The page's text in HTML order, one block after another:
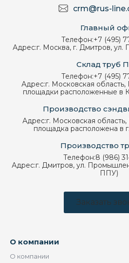
crm@rus-
Главный
Телефон:+7 (495)
Адрес:г. Москва, г. Дмитров, ул.
Склад труб
Телефон:+7 (495)
Адрес:г. Московская
площадки расположенные в
Производство
Адрес:г. Московская
площадка расположена в
Производство
Телефон:8 (986)
Адрес:г. Дмитров, ул.
ППУ)
Заказать
О компании
О компании